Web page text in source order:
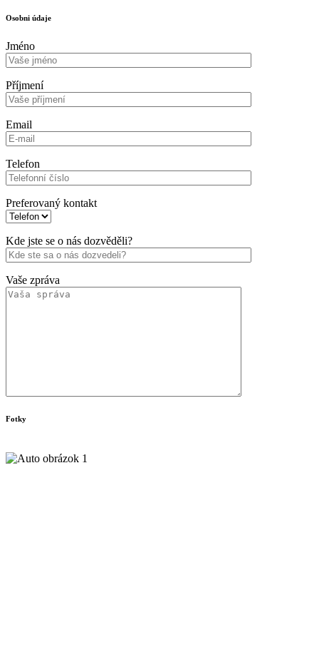
Osobni údaje
Jméno
Příjmení
Email
Telefon
Preferovaný kontakt
Kde jste se o nás dozvěděli?
Vaše zpráva
Fotky